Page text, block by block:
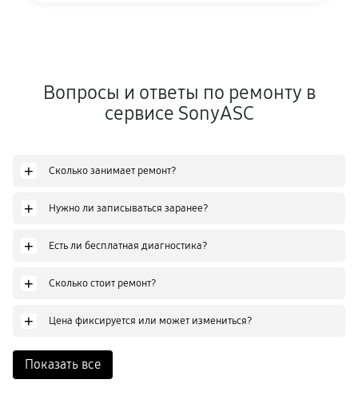
Вопросы и ответы по ремонту в
сервисе SonyASC
+ Сколько занимает ремонт?
+ Нужно ли записываться заранее?
+ Есть ли бесплатная диагностика?
+ Сколько стоит ремонт?
+ Цена фиксируется или может измениться?
Показать все